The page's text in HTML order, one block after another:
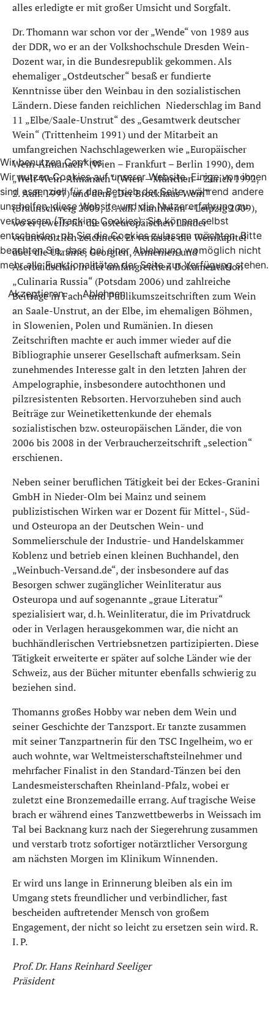
alles erledigte er mit großer Umsicht und Sorgfalt.
Dr. Thomann war schon vor der „Wende“ von 1989 aus
der DDR, wo er an der Volkshochschule Dresden Wein-
Dozent war, in die Bundesrepublik gekommen. Als
ehemaliger „Ostdeutscher“ besaß er fundierte
Kenntnisse über den Weinbau in den sozialistischen
Ländern. Diese fanden reichlichen Niederschlag im Band
11 „Elbe/Saale-Unstrut“ des „Gesamtwerk deutscher
Wein“ (Trittenheim 1991) und der Mitarbeit an
umfangreichen Nachschlagewerken wie „Europäischer
Wein-Almanach“ (Wien – Frankfurt – Berlin 1990), dem
„Welt-Wein-Almanach“ (Wien – München – Zürich 1992,
2. Aufl. 1997) und dem „Der Brockhaus Wein“
(Braunschweig 2005, 2. Aufl. Mannheim – Leipzig 2009),
wo er jeweils für die osteuropäischen Länder
verantwortlich zeichnete. Er verfasste die Weinkapitel
über die ­Ukraine, Georgien, Armenien und
Aserbaidschan in der umfangreichen Dokumentation
„Culinaria Russia“ (Potsdam 2006) und zahlreiche
Beiträge in Fach- und Publikumszeitschriften zum Wein
an Saale-Unstrut, an der Elbe, im ehemaligen Böhmen,
in Slowenien, Polen und Rumänien. In diesen
Zeitschriften machte er auch immer wieder auf die
Bibliographie unserer Gesellschaft aufmerksam. Sein
zunehmendes Interesse galt in den letzten Jahren der
Ampelographie, insbesondere autochthonen und
pilzresistenten Rebsorten. Hervorzuheben sind auch
Beiträge zur Weinetikettenkunde der ehemals
sozialistischen bzw. osteuropäischen Länder, die von
2006 bis 2008 in der Verbraucherzeitschrift „selection“
erschienen.
Neben seiner beruflichen Tätigkeit bei der Eckes-Granini
GmbH in Nieder-Olm bei Mainz und seinem
publizistischen Wirken war er Dozent für Mittel-, Süd-
und Osteuropa an der Deutschen Wein- und
Sommelierschule der Industrie- und Handelskammer
Koblenz und betrieb einen kleinen Buchhandel, den
„Weinbuch-Versand.de“, der insbesondere auf das
Besorgen schwer zugänglicher Weinliteratur aus
Osteuropa und auf sogenannte „graue Literatur“
spezialisiert war, d. h. Weinliteratur, die im Privatdruck
oder in Verlagen herausgekommen war, die nicht an
buchhändlerischen Vertriebsnetzen partizipierten. Diese
Tätigkeit erweiterte er später auf solche Länder wie der
Schweiz, aus der Bücher mitunter ebenfalls schwierig zu
beziehen sind.
Thomanns großes Hobby war neben dem Wein und
seiner Geschichte der Tanzsport. Er tanzte zusammen
mit seiner Tanzpartnerin für den TSC Ingelheim, wo er
auch wohnte, war Weltmeisterschaftsteilnehmer und
mehrfacher Finalist in den Standard-Tänzen bei den
Landesmeisterschaften Rheinland-Pfalz, wobei er
zuletzt eine Bronzemedaille errang. Auf tragische Weise
brach er während eines Tanzwettbewerbs in Weissach im
Tal bei Backnang kurz nach der Siegerehrung zusammen
und verstarb trotz sofortiger notärztlicher Versorgung
am nächsten Morgen im Klinikum Winnenden.
Er wird uns lange in Erinnerung bleiben als ein im
Umgang stets freundlicher und verbindlicher, fast
bescheiden auftretender Mensch von großem
Engagement, der nicht so leicht zu ersetzen sein wird. R.
I. P.
Prof. Dr. Hans Reinhard Seeliger
Präsident
Wir benutzen Cookies
Wir nutzen Cookies auf unserer Website. Einige von ihnen
sind essenziell für den Betrieb der Seite, während andere
uns helfen, diese Website und die Nutzererfahrung zu
verbessern (Tracking Cookies). Sie können selbst
entscheiden, ob Sie die Cookies zulassen möchten. Bitte
beachten Sie, dass bei einer Ablehnung womöglich nicht
mehr alle Funktionalitäten der Seite zur Verfügung stehen.
Akzeptieren Ablehnen